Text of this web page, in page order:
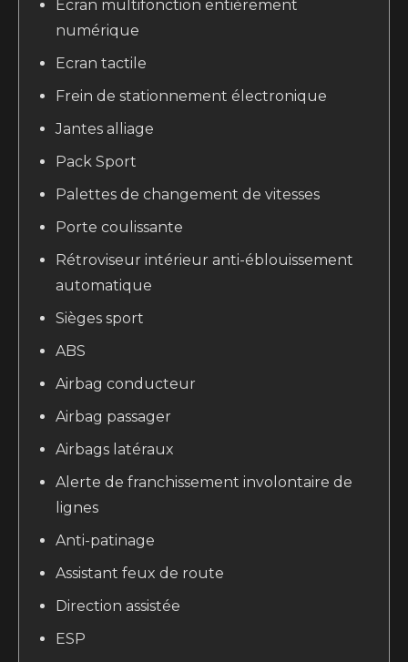
Écran multifonction entièrement
numérique
Ecran tactile
Frein de stationnement électronique
Jantes alliage
Pack Sport
Palettes de changement de vitesses
Porte coulissante
Rétroviseur intérieur anti-éblouissement
automatique
Sièges sport
ABS
Airbag conducteur
Airbag passager
Airbags latéraux
Alerte de franchissement involontaire de
lignes
Anti-patinage
Assistant feux de route
Direction assistée
ESP